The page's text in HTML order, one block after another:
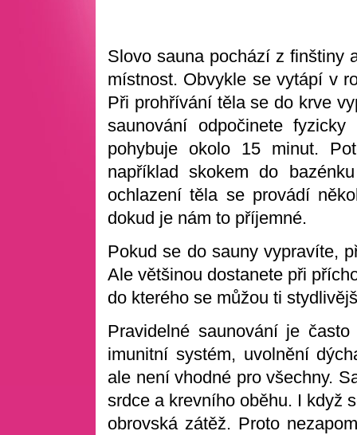
Slovo sauna pochází z finštiny
místnost. Obvykle se vytápí v
Při prohřívání těla se do krve
saunování odpočinete
pohybuje okolo 15 minut.
například skokem do
ochlazení těla se provádí
dokud je nám to příjemné.
Pokud se do sauny vypravíte,
Ale většinou dostanete při
do kterého se můžou ti
Pravidelné saunování je
imunitní systém, uvolnění
ale není vhodné pro všechny.
srdce a krevního oběhu. I když
obrovská zátěž. Proto